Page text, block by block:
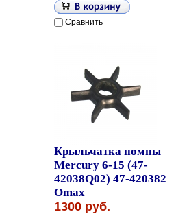
Сравнить
Крыльчатка помпы
Mercury 6-15 (47-
42038Q02) 47-420382
Omax
1300 руб.